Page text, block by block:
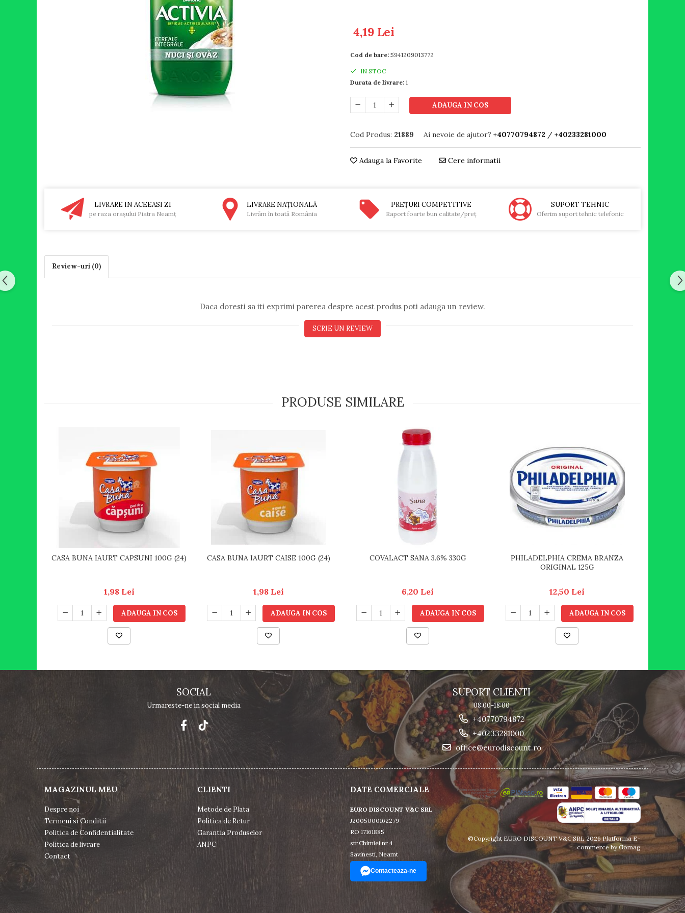
4,19 Lei
Cod de bare: 5941209013772
IN STOC
Durata de livrare: 1
ADAUGA IN COS
Cod Produs: 21889 Ai nevoie de ajutor? +40770794872 / +40233281000
Adauga la Favorite Cere informatii
LIVRARE IN ACEEASI ZI
pe raza oraşului Piatra Neamţ
LIVRARE NAŢIONALĂ
Livrăm în toată România
PREŢURI COMPETITIVE
Raport foarte bun calitate/preţ
SUPORT TEHNIC
Oferim suport tehnic telefonic
Review-uri (0)
Daca doresti sa iti exprimi parerea despre acest produs poti adauga un review.
SCRIE UN REVIEW
PRODUSE SIMILARE
CASA BUNA IAURT CAPSUNI 100G (24)
1,98 Lei
ADAUGA IN COS
CASA BUNA IAURT CAISE 100G (24)
1,98 Lei
ADAUGA IN COS
COVALACT SANA 3.6% 330G
6,20 Lei
ADAUGA IN COS
PHILADELPHIA CREMA BRANZA
ORIGINAL 125G
12,50 Lei
ADAUGA IN COS
SOCIAL
Urmareste-ne in social media
SUPORT CLIENTI
08:00-18:00
+40770794872
+40233281000
office@eurodiscount.ro
MAGAZINUL MEU
Despre noi
Termeni si Conditii
Politica de Confidentialitate
Politica de livrare
Contact
CLIENTI
Metode de Plata
Politica de Retur
Garantia Produselor
ANPC
DATE COMERCIALE
EURO DISCOUNT V&C SRL
J2005000162279
RO 17161885
str.Chimiei nr 4
Savinesti, Neamt
Contacteaza-ne
©Copyright EURO DISCOUNT V&C SRL 2026Platforma E-
commerce by Gomag